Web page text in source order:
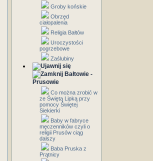
Groby końskie
Obrzęd
ciałopalenia
Religia Bałtów
Uroczystości
pogrzebowe
Zaślubiny
Bałtowie -
Prusowie
Co można zrobić w
ze Świętą Lipką przy
pomocy Świętej
Siekierki
Baby w fabryce
męczenników czyli o
religii Prusów ciąg
dalszy
Baba Pruska z
Prątnicy